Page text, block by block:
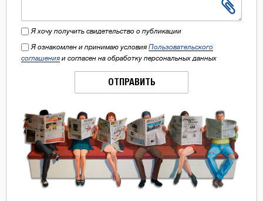
Я хочу получить свидетельство о публикации
Я ознакомлен и принимаю условия Пользовательского
соглашения и согласен на обработку персональных данных
ОТПРАВИТЬ